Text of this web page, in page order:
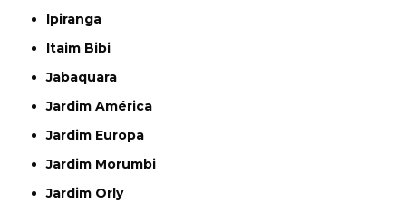
Ipiranga
Itaim Bibi
Jabaquara
Jardim América
Jardim Europa
Jardim Morumbi
Jardim Orly